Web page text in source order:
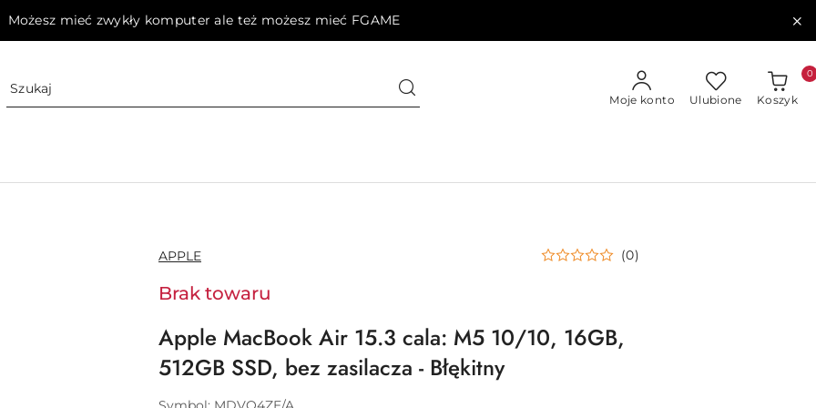
Możesz mieć zwykły komputer ale też możesz mieć FGAME
Moje konto Ulubione Koszyk
0
NAZWA
PRODUCENTA:
APPLE (0)
Brak towaru
Apple MacBook Air 15.3 cala: M5 10/10, 16GB,
512GB SSD, bez zasilacza - Błękitny